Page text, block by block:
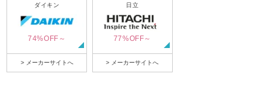
ダイキン
74%OFF～
> メーカーサイトへ
日立
77%OFF～
> メーカーサイトへ